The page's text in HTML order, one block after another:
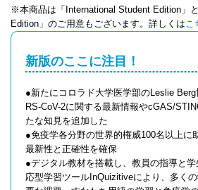
※本商品は「International Student Edition」
Edition」のご用意もございます。詳しくはこ
新版のここに注目！
●新たにコロラド大学医学部のLeslie
RS-CoV-2に関する最新情報やcGAS/
たな知見を追加した
●免疫学各分野の世界的権威100名以上に
最新性と正確性を確保
●デジタル教材を搭載し、教員の指導と
応型学習ツールInQuizitiveにより、多く